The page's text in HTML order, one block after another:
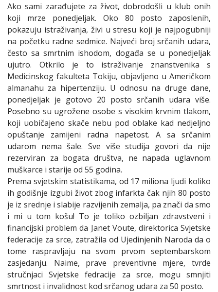
Ako sami zarađujete za život, dobrodošli u klub onih
koji mrze ponedjeljak. Oko 80 posto zaposlenih,
pokazuju istraživanja, živi u stresu koji je najpogubniji
na početku radne sedmice. Najveći broj srčanih udara,
često sa smrtnim ishodom, događa se u ponedjeljak
ujutro. Otkrilo je to istraživanje znanstvenika s
Medicinskog fakulteta Tokiju, objavljeno u Američkom
almanahu za hipertenziju. U odnosu na druge dane,
ponedjeljak je gotovo 20 posto srčanih udara više.
Posebno su ugrožene osobe s visokim krvnim tlakom,
koji uobičajeno skače nebu pod oblake kad nedjeljno
opuštanje zamijeni radna napetost. A sa srčanim
udarom nema šale. Sve više studija govori da nije
rezerviran za bogata društva, ne napada uglavnom
muškarce i starije od 55 godina.
Prema svjetskim statistikama, od 17 miliona ljudi koliko
ih godišnje izgubi život zbog infarkta čak njih 80 posto
je iz srednje i slabije razvijenih zemalja, pa znači da smo
i mi u tom košu! To je toliko ozbiljan zdravstveni i
financijski problem da Janet Voute, direktorica Svjetske
federacije za srce, zatražila od Ujedinjenih Naroda da o
tome raspravljaju na svom prvom septembarskom
zasjedanju. Naime, prave preventivne mjere, tvrde
stručnjaci Svjetske fedracije za srce, mogu smnjiti
smrtnost i invalidnost kod srčanog udara za 50 posto.